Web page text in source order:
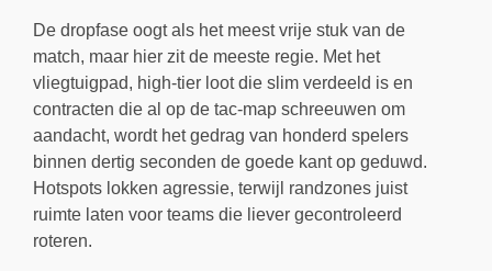
De dropfase oogt als het meest vrije stuk van de
match, maar hier zit de meeste regie. Met het
vliegtuigpad, high-tier loot die slim verdeeld is en
contracten die al op de tac-map schreeuwen om
aandacht, wordt het gedrag van honderd spelers
binnen dertig seconden de goede kant op geduwd.
Hotspots lokken agressie, terwijl randzones juist
ruimte laten voor teams die liever gecontroleerd
roteren.